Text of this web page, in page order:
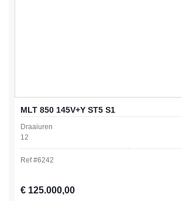
MLT 850 145V+Y ST5 S1
Draaiuren
12
Ref #6242
Normale prijs:
€ 125.000,00